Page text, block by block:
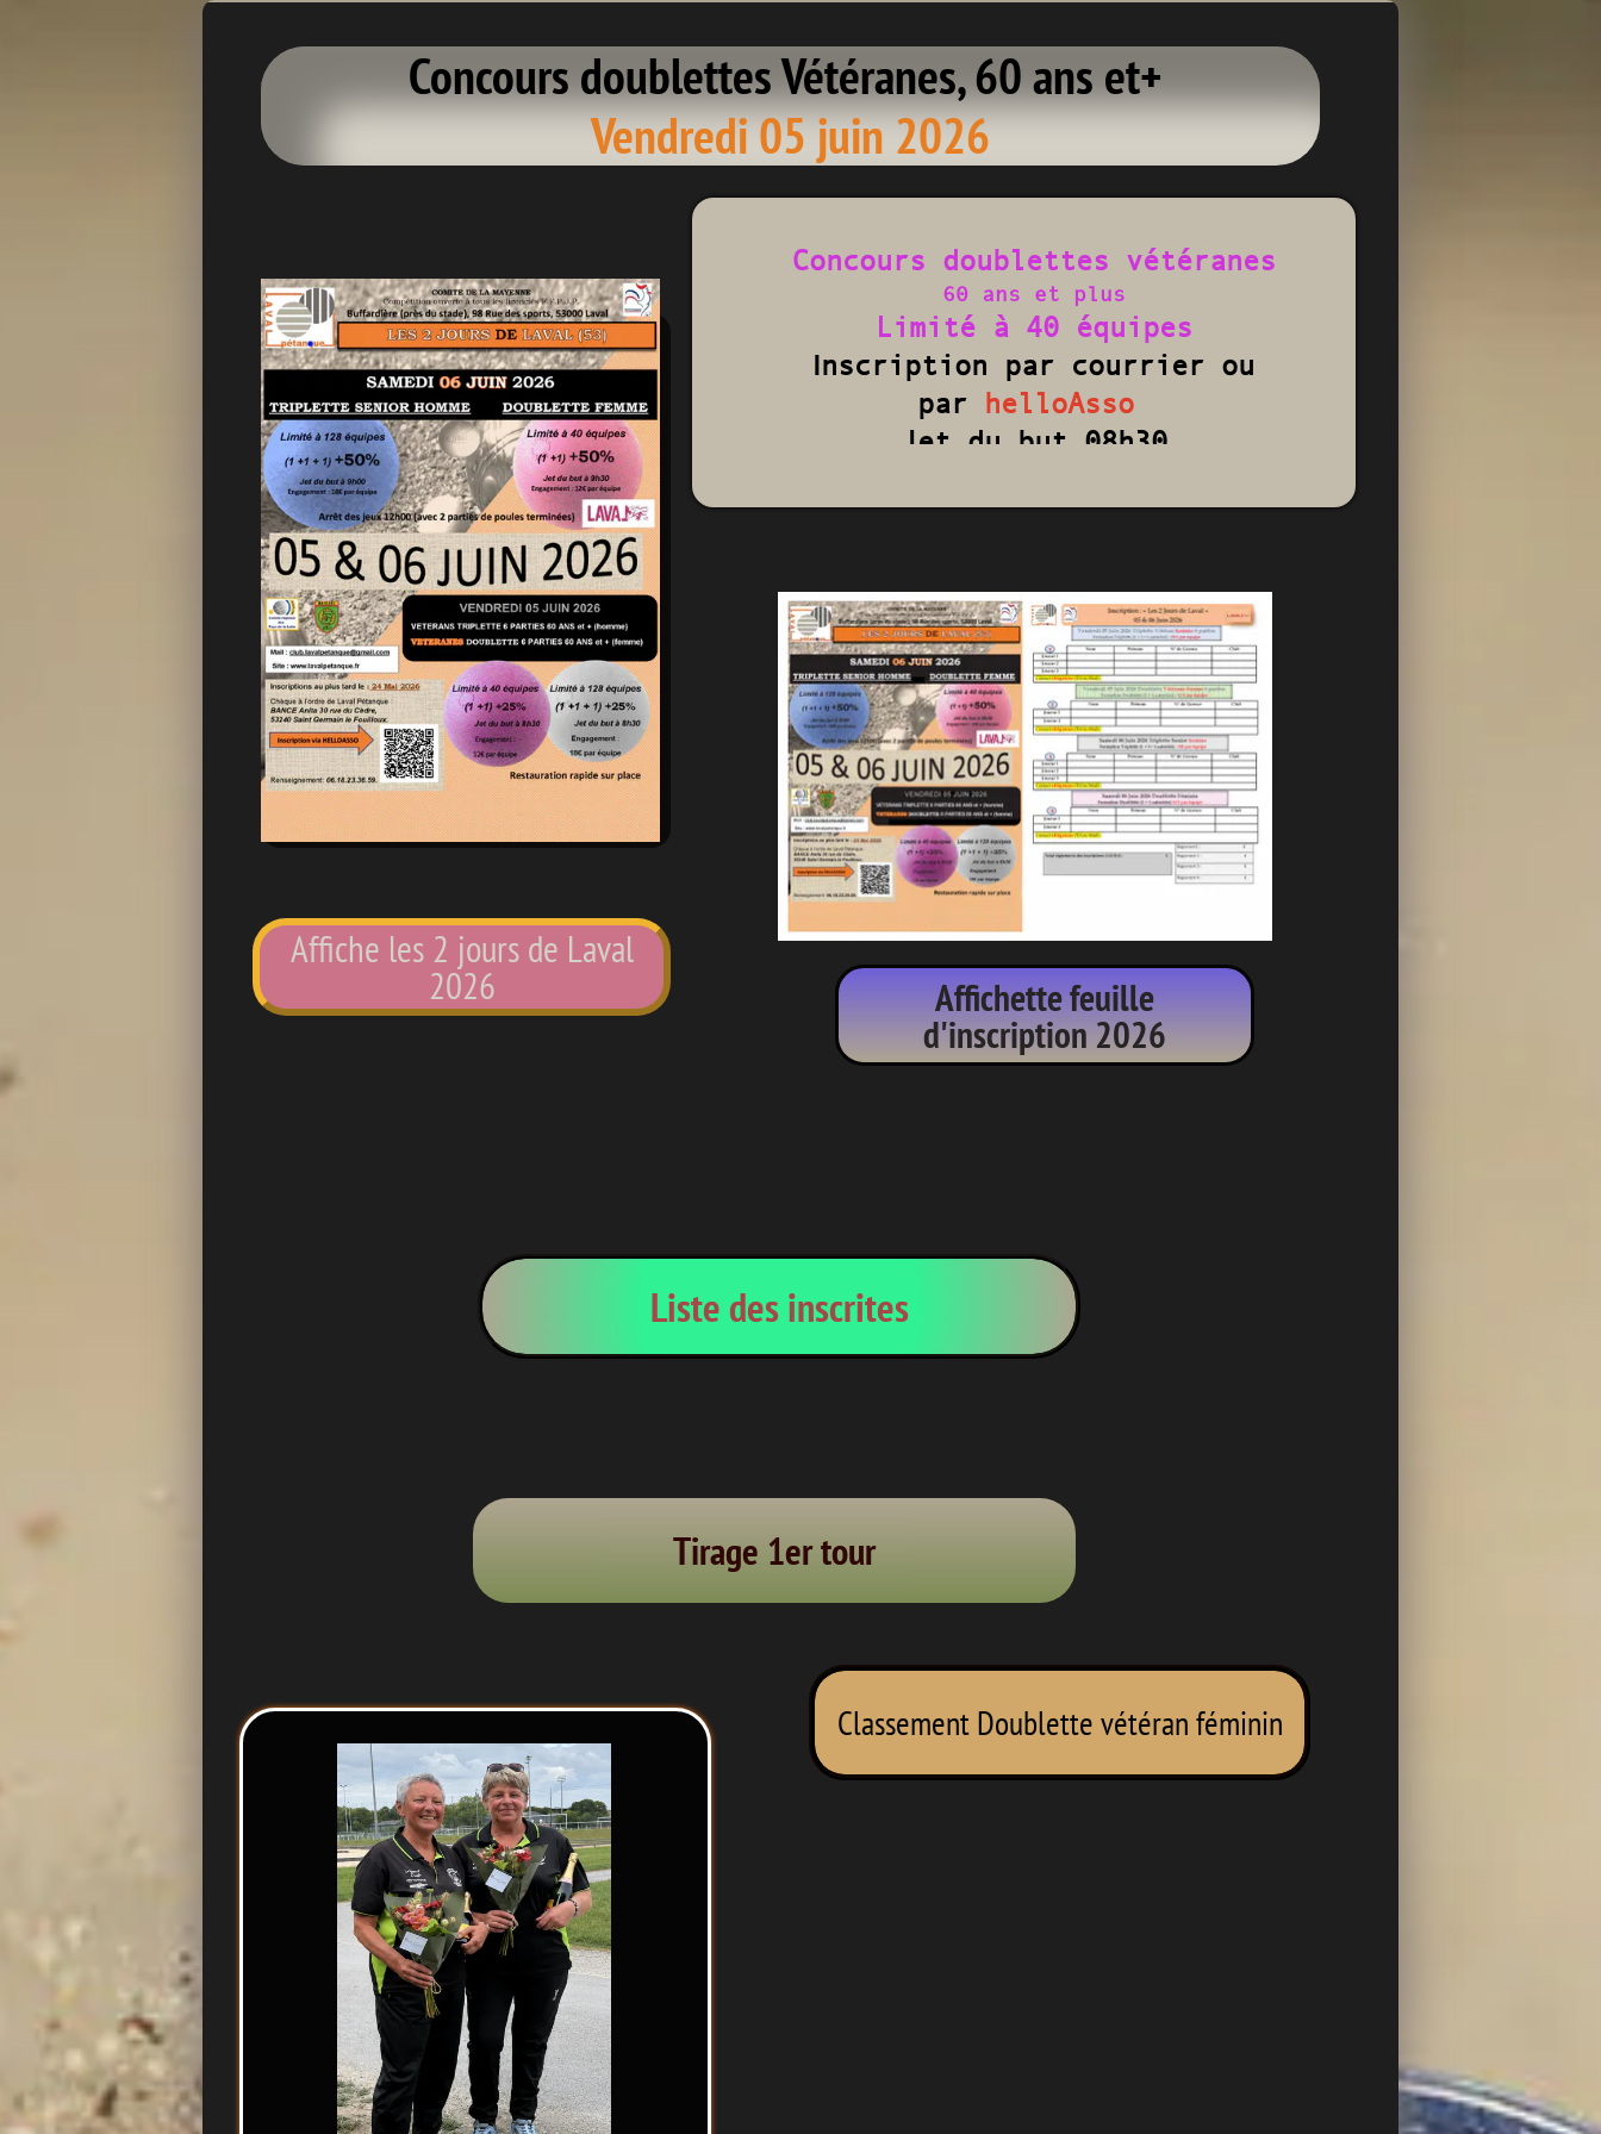
Concours doublettes Vétéranes, 60 ans et+
Vendredi 05 juin 2026
Concours doublettes vétéranes
60 ans et plus
Limité à 40 équipes
Inscription par courrier ou
par
helloAsso
Jet du but 08h30
Affiche les 2 jours de Laval
2026 Affichette feuille
d'inscription 2026
Liste des inscrites
Tirage 1er tour
Classement Doublette vétéran féminin